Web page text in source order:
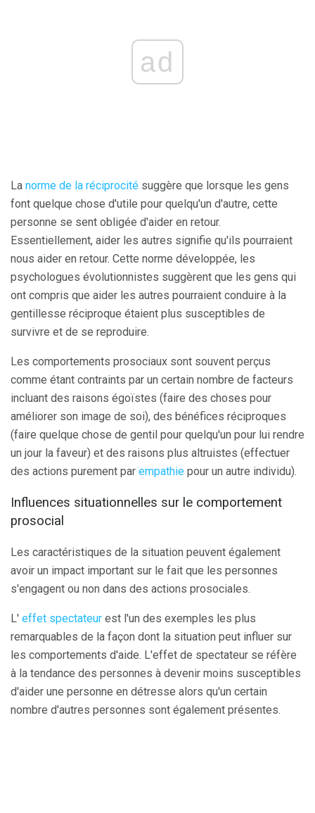
ad
La norme de la réciprocité suggère que lorsque les gens
font quelque chose d'utile pour quelqu'un d'autre, cette
personne se sent obligée d'aider en retour.
Essentiellement, aider les autres signifie qu'ils pourraient
nous aider en retour. Cette norme développée, les
psychologues évolutionnistes suggèrent que les gens qui
ont compris que aider les autres pourraient conduire à la
gentillesse réciproque étaient plus susceptibles de
survivre et de se reproduire.
Les comportements prosociaux sont souvent perçus
comme étant contraints par un certain nombre de facteurs
incluant des raisons égoïstes (faire des choses pour
améliorer son image de soi), des bénéfices réciproques
(faire quelque chose de gentil pour quelqu'un pour lui rendre
un jour la faveur) et des raisons plus altruistes (effectuer
des actions purement par empathie pour un autre individu).
Influences situationnelles sur le comportement
prosocial
Les caractéristiques de la situation peuvent également
avoir un impact important sur le fait que les personnes
s'engagent ou non dans des actions prosociales.
L' effet spectateur est l'un des exemples les plus
remarquables de la façon dont la situation peut influer sur
les comportements d'aide. L'effet de spectateur se réfère
à la tendance des personnes à devenir moins susceptibles
d'aider une personne en détresse alors qu'un certain
nombre d'autres personnes sont également présentes.